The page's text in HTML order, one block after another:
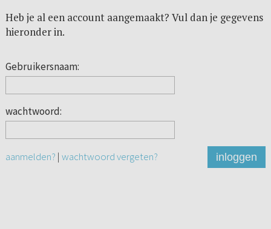
Heb je al een account aangemaakt? Vul dan je gegevens
hieronder in.
Gebruikersnaam:
wachtwoord:
aanmelden? | wachtwoord vergeten? inloggen